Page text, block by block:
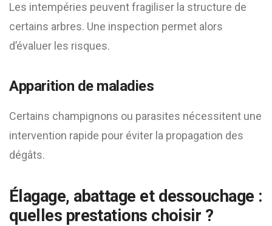
Les intempéries peuvent fragiliser la structure de
certains arbres. Une inspection permet alors
d’évaluer les risques.
Apparition de maladies
Certains champignons ou parasites nécessitent une
intervention rapide pour éviter la propagation des
dégâts.
Élagage, abattage et dessouchage :
quelles prestations choisir ?